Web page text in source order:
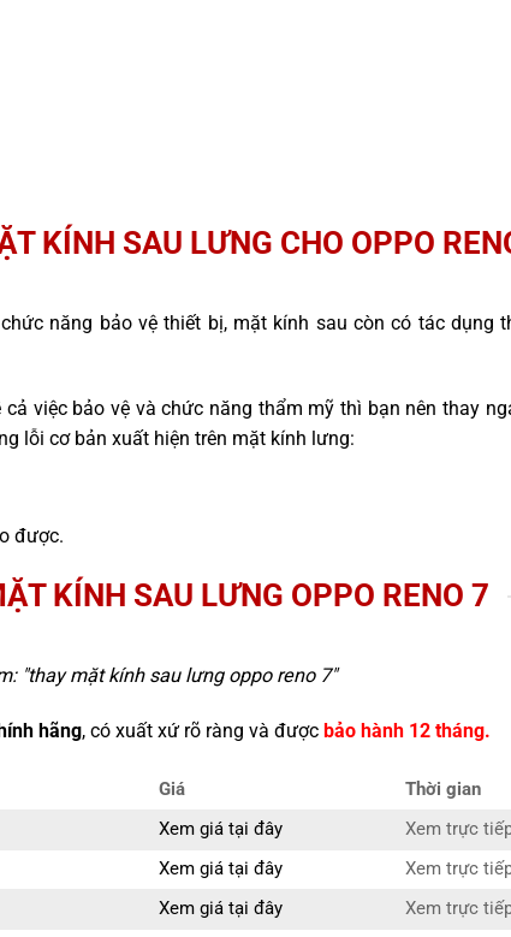
KÍNH SAU LƯNG CHO OPPO
năng bảo vệ thiết bị, mặt kính sau còn có tác dụng
việc bảo vệ và chức năng thẩm mỹ thì bạn nên thay
lỗi cơ bản xuất hiện trên mặt kính lưng:
được.
KÍNH SAU LƯNG OPPO RENO 7
"thay mặt kính sau lưng oppo reno 7"
hãng, có xuất xứ rõ ràng và được bảo hành 12 tháng.
Giá
Thời gian
Xem giá tại đây
Xem trực
Xem giá tại đây
Xem trực
Xem giá tại đây
Xem trực